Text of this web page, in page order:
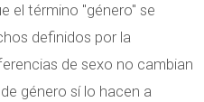
el término "género" se
definidos por la
de sexo no cambian
género sí lo hacen a